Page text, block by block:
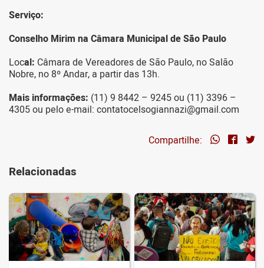
Serviço:
Conselho Mirim na Câmara Municipal de São Paulo
Local: Câmara de Vereadores de São Paulo, no Salão
Nobre, no 8º Andar, a partir das 13h.
Mais informações: (11) 9 8442 – 9245 ou (11) 3396 –
4305 ou pelo e-mail: contatocelsogiannazi@gmail.com
Compartilhe:
Relacionadas